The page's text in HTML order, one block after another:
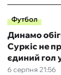
Футбол
6 серпня 21:56
Динамо
Суркіс не
єдиний гол